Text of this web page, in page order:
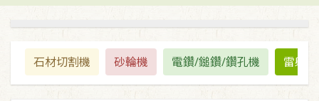
石材切割機 砂輪機 電鑽/鎚鑽/鑽孔機 雷射/